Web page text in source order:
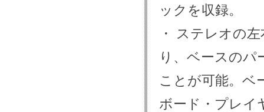
ックを収録。
・ ステレオの
り、ベースの
ことが可能。ベ
ボード・プレイ